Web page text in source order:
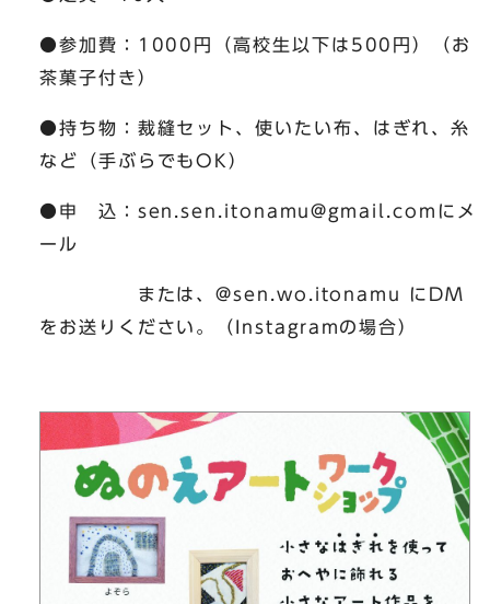
●参加費：1000円（高校生以下は500円）（お
茶菓子付き）
●持ち物：裁縫セット、使いたい布、はぎれ、糸
など（手ぶらでもOK）
●申 込： sen.sen.itonamu@gmail.com にメ
ール
または、@sen.wo.itonamu にDM
をお送りください。（Instagramの場合）